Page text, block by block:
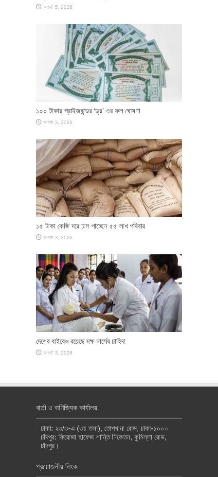
আগস্ট 5, 2026
১০০ টাকার প্রাইজবন্ডের ‘ড্র’ এর ফল ঘোষণা
আগস্ট 3, 2026
১৫ টাকা কেজি দরে চাল পাচ্ছেন ৫৫ লাখ পরিবার
আগস্ট 3, 2026
দেশের বাইরেও রয়েছে দক্ষ নার্সের চাহিদা
আগস্ট 3, 2026
বার্তা ও বাণিজ্যিক কার্যালয়
ঢাকা: ২৩/৩-এ (৩য় তলা), তোপখানা রোড, ঢাকা-১০০০
চাঁদপুর: ফিরোজা হাফেজ শান্তি নিকেতন, কুমিল্লা রোড,
চাঁদপুর।
প্রয়োজনীয় লিংক